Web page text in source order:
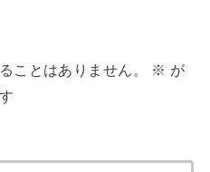
ことはありません。 ※ が